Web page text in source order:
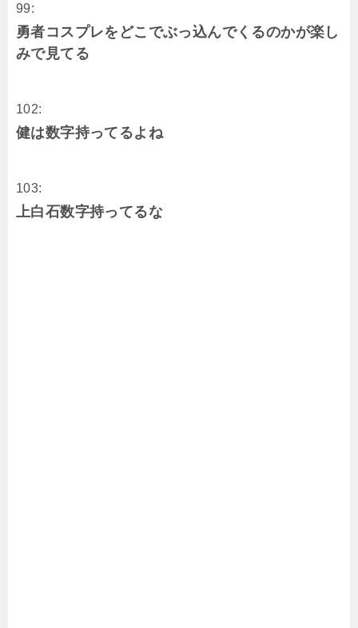
99:
勇者コスプレをどこでぶっ込んでくるのかが楽し
みで見てる
102:
健は数字持ってるよね
103:
上白石数字持ってるな